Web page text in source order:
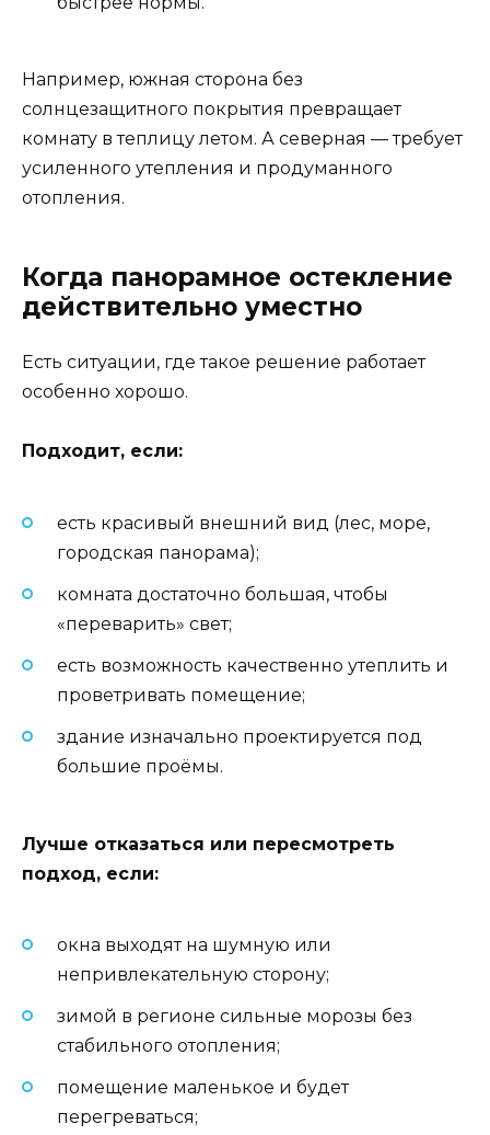
Например, южная сторона без
солнцезащитного покрытия превращает
комнату в теплицу летом. А северная — требует
усиленного утепления и продуманного
отопления.
Когда панорамное остекление
действительно уместно
Есть ситуации, где такое решение работает
особенно хорошо.
Подходит, если:
есть красивый внешний вид (лес, море,
городская панорама);
комната достаточно большая, чтобы
«переварить» свет;
есть возможность качественно утеплить и
проветривать помещение;
здание изначально проектируется под
большие проёмы.
Лучше отказаться или пересмотреть
подход, если:
окна выходят на шумную или
непривлекательную сторону;
зимой в регионе сильные морозы без
стабильного отопления;
помещение маленькое и будет
перегреваться;